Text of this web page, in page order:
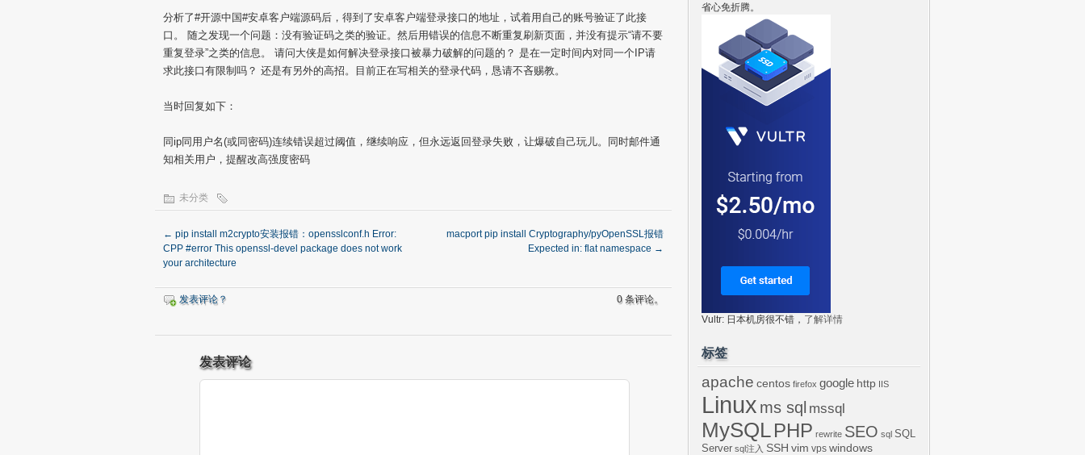
分析了#开源中国#安卓客户端源码后，得到了安卓客户端登录接口的地址，试着用自己的账号验证了此接
口。 随之发现一个问题：没有验证码之类的验证。然后用错误的信息不断重复刷新页面，并没有提示“请不要
重复登录”之类的信息。 请问大侠是如何解决登录接口被暴力破解的问题的？ 是在一定时间内对同一个IP请
求此接口有限制吗？ 还是有另外的高招。目前正在写相关的登录代码，恳请不吝赐教。
当时回复如下：
同ip同用户名(或同密码)连续错误超过阈值，继续响应，但永远返回登录失败，让爆破自己玩儿。同时邮件通
知相关用户，提醒改高强度密码
未分类
← pip install m2crypto安装报错：opensslconf.h Error:
CPP #error This openssl-devel package does not work
your architecture
macport pip install Cryptography/pyOpenSSL报错
Expected in: flat namespace →
发表评论？ 0 条评论。
发表评论
省心免折腾。
Vultr: 日本机房很不错， 了解详情
标签
apache centos firefox google http IIS
Linux ms sql mssql
MySQLPHP rewrite SEO sql SQL
Server sql注入 SSH vim vps windows